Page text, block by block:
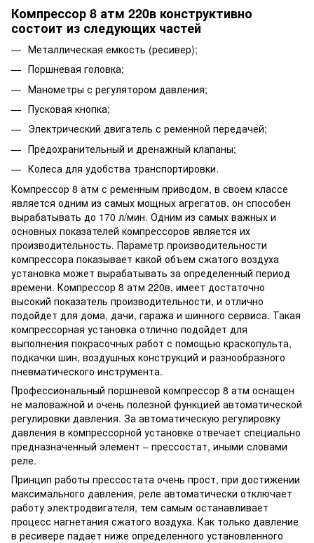
Компрессор 8 атм 220в конструктивно
состоит из следующих частей
Металлическая емкость (ресивер);
Поршневая головка;
Манометры с регулятором давления;
Пусковая кнопка;
Электрический двигатель с ременной передачей;
Предохранительный и дренажный клапаны;
Колеса для удобства транспортировки.
Компрессор 8 атм с ременным приводом, в своем классе
является одним из самых мощных агрегатов, он способен
вырабатывать до 170 л/мин. Одним из самых важных и
основных показателей компрессоров является их
производительность. Параметр производительности
компрессора показывает какой объем сжатого воздуха
установка может вырабатывать за определенный период
времени. Компрессор 8 атм 220в, имеет достаточно
высокий показатель производительности, и отлично
подойдет для дома, дачи, гаража и шинного сервиса. Такая
компрессорная установка отлично подойдет для
выполнения покрасочных работ с помощью краскопульта,
подкачки шин, воздушных конструкций и разнообразного
пневматического инструмента.
Профессиональный поршневой компрессор 8 атм оснащен
не маловажной и очень полезной функцией автоматической
регулировки давления. За автоматическую регулировку
давления в компрессорной установке отвечает специально
предназначенный элемент – прессостат, иными словами
реле.
Принцип работы прессостата очень прост, при достижении
максимального давления, реле автоматически отключает
работу электродвигателя, тем самым останавливает
процесс нагнетания сжатого воздуха. Как только давление
в ресивере падает ниже определенного установленного